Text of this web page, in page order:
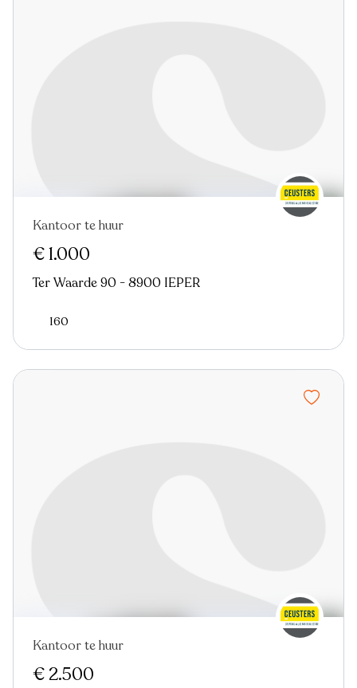
Kantoor te huur
€ 1.000
Ter Waarde 90 - 8900 IEPER
160
Kantoor te huur
€ 2.500